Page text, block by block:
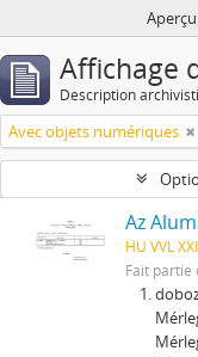
Affichage
Description
Avec objets numériques
HU VVL
Fait partie